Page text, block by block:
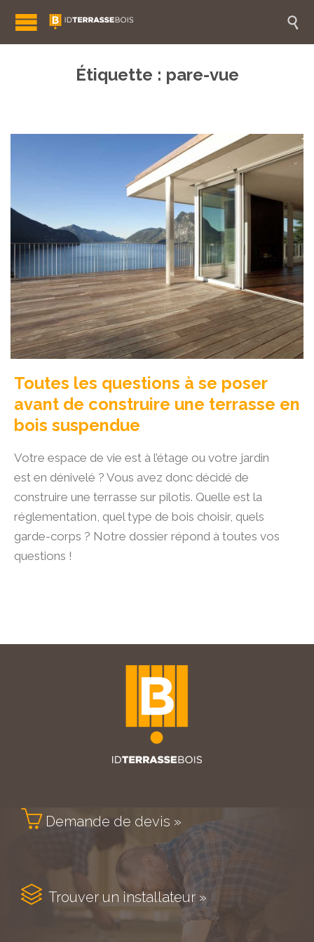

Étiquette : pare-vue
Toutes les questions à se poser
avant de construire une terrasse en
bois suspendue
Votre espace de vie est à l’étage ou votre jardin
est en dénivelé ? Vous avez donc décidé de
construire une terrasse sur pilotis. Quelle est la
réglementation, quel type de bois choisir, quels
garde-corps ? Notre dossier répond à toutes vos
questions !
 Demande de devis »
 Trouver un installateur »